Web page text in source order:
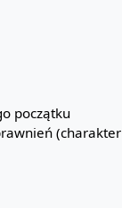
początku
(charakter